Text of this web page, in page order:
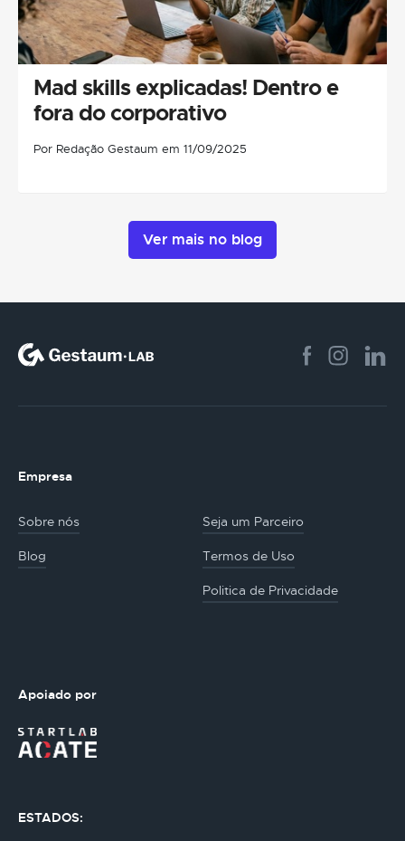
Mad skills explicadas! Dentro e
fora do corporativo
Por Redação Gestaum em 11/09/2025
Ver mais no blog
Empresa
Sobre nós Seja um Parceiro
Blog Termos de Uso
Politica de Privacidade
Apoiado por
ESTADOS: